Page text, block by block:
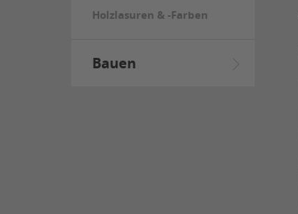
Holzlasuren & -Farben
Bauen